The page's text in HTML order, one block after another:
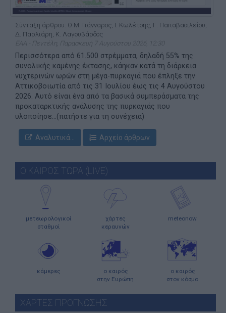
Σύνταξη άρθρου: Θ.Μ. Γιάνναρος, Ι. Κωλέτσης, Γ. Παπαβασιλείου,
Δ. Παρλιάρη, Κ. Λαγουβάρδος
ΕΑΑ - Πεντέλη, Παρασκευή 7 Αυγούστου 2026, 12:30
Περισσότερα από 61.500 στρέμματα, δηλαδή 55% της
συνολικής καμένης έκτασης, κάηκαν κατά τη διάρκεια
νυχτερινών ωρών στη μέγα-πυρκαγιά που έπληξε την
Αττικοβοιωτία από τις 31 Ιουλίου έως τις 4 Αυγούστου
2026. Αυτό είναι ένα από τα βασικά συμπεράσματα της
προκαταρκτικής ανάλυσης της πυρκαγιάς που
υλοποίησε...(πατήστε για τη συνέχεια)
Αναλυτικά... Αρχείο άρθρων
Ο ΚΑΙΡΟΣ ΤΩΡΑ (LIVE)
μετεωρολογικοί
σταθμοί
χάρτες
κεραυνών
meteonow
κάμερες
ο καιρός
στην Ευρώπη
ο καιρός
στον κόσμο
ΧΑΡΤΕΣ ΠΡΟΓΝΩΣΗΣ